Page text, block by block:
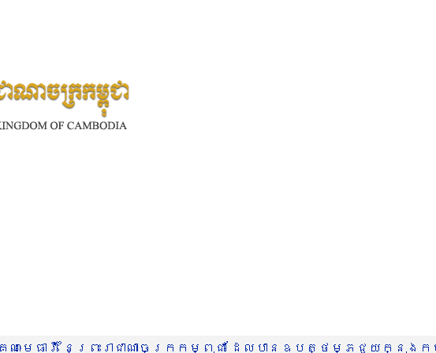
េធាវី នៃព្រះរាជាណាចក្រកម្ពុជា ដែលបានឧបត្ថម្ភជួយក្នុង